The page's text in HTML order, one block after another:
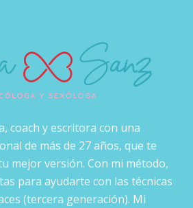
coach y escritora con una
de más de 27 años, que te
mejor versión. Con mi método,
para ayudarte con las técnicas
(tercera generación). Mi